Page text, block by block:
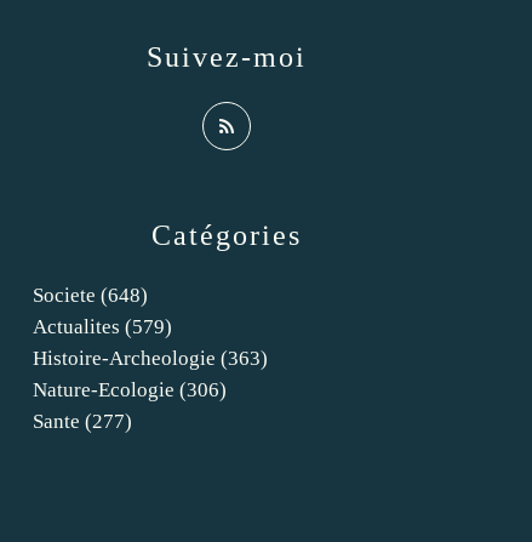
Catégories
Societe (648)
Actualites (579)
Histoire-Archeologie (363)
Nature-Ecologie (306)
Sante (277)
Suivez-moi